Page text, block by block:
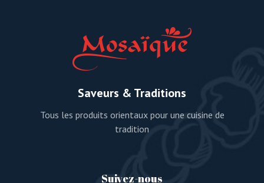
Saveurs & Traditions
Tous les produits orientaux pour une cuisine de
tradition
Suivez-nous